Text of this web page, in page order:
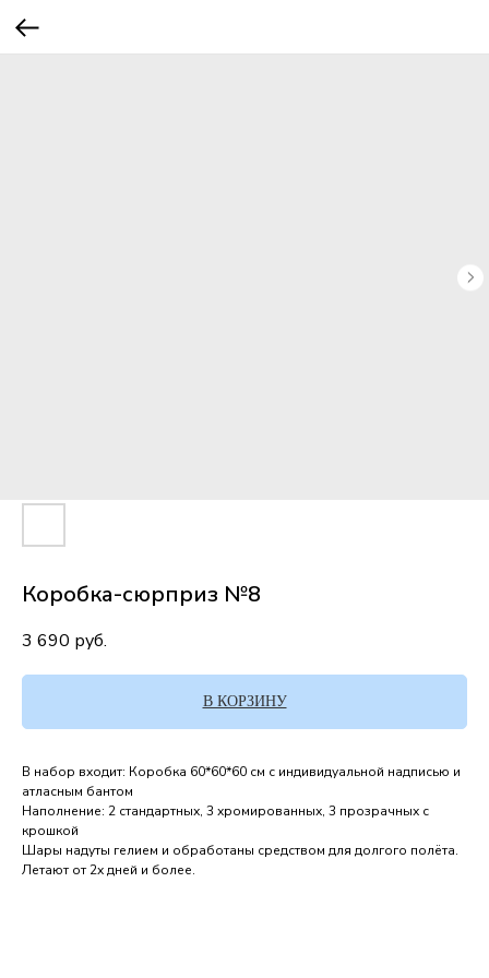
Коробка-сюрприз №8
3 690 руб.
В КОРЗИНУ
В набор входит: Коробка 60*60*60 см с индивидуальной надписью и
атласным бантом
Наполнение: 2 стандартных, 3 хромированных, 3 прозрачных с
крошкой
Шары надуты гелием и обработаны средством для долгого полёта.
Летают от 2х дней и более.